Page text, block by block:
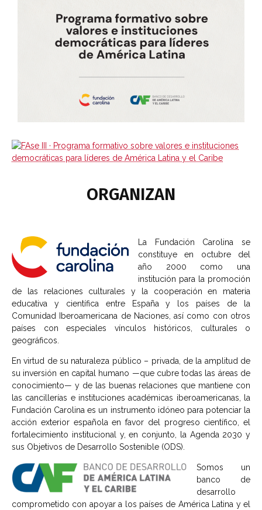
ORGANIZAN​
La Fundación Carolina se
constituye en octubre del
año 2000 como una
institución para la promoción
de las relaciones culturales y la cooperación en materia
educativa y científica entre España y los países de la
Comunidad Iberoamericana de Naciones, así como con otros
países con especiales vínculos históricos, culturales o
geográficos.
En virtud de su naturaleza público – privada, de la amplitud de
su inversión en capital humano —que cubre todas las áreas de
conocimiento— y de las buenas relaciones que mantiene con
las cancillerías e instituciones académicas iberoamericanas, la
Fundación Carolina es un instrumento idóneo para potenciar la
acción exterior española en favor del progreso científico, el
fortalecimiento institucional y, en conjunto, la Agenda 2030 y
sus Objetivos de Desarrollo Sostenible (ODS).
Somos un
banco de
desarrollo
comprometido con apoyar a los países de América Latina y el